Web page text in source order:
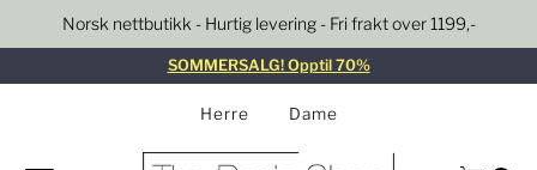
Gå til innhold
Norsk nettbutikk - Hurtig levering - Fri frakt over 1199,-
SOMMERSALG! Opptil 70%
Herre Dame